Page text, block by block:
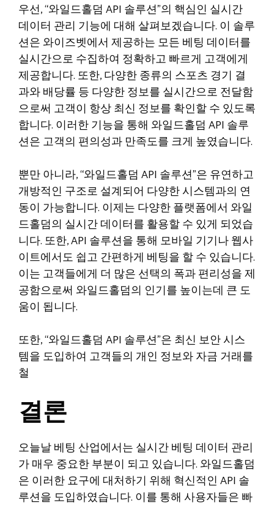
우선, “와일드홀덤 API 솔루션”의 핵심인 실시간
데이터 관리 기능에 대해 살펴보겠습니다. 이 솔루
션은 와이즈벳에서 제공하는 모든 베팅 데이터를
실시간으로 수집하여 정확하고 빠르게 고객에게
제공합니다. 또한, 다양한 종류의 스포츠 경기 결
과와 배당률 등 다양한 정보를 실시간으로 전달함
으로써 고객이 항상 최신 정보를 확인할 수 있도록
합니다. 이러한 기능을 통해 와일드홀덤 API 솔루
션은 고객의 편의성과 만족도를 크게 높였습니다.
뿐만 아니라, “와일드홀덤 API 솔루션”은 유연하고
개방적인 구조로 설계되어 다양한 시스템과의 연
동이 가능합니다. 이제는 다양한 플랫폼에서 와일
드홀덤의 실시간 데이터를 활용할 수 있게 되었습
니다. 또한, API 솔루션을 통해 모바일 기기나 웹사
이트에서도 쉽고 간편하게 베팅을 할 수 있습니다.
이는 고객들에게 더 많은 선택의 폭과 편리성을 제
공함으로써 와일드홀덤의 인기를 높이는데 큰 도
움이 됩니다.
또한, “와일드홀덤 API 솔루션”은 최신 보안 시스
템을 도입하여 고객들의 개인 정보와 자금 거래를
철
결론
오늘날 베팅 산업에서는 실시간 베팅 데이터 관리
가 매우 중요한 부분이 되고 있습니다. 와일드홀덤
은 이러한 요구에 대처하기 위해 혁신적인 API 솔
루션을 도입하였습니다. 이를 통해 사용자들은 빠